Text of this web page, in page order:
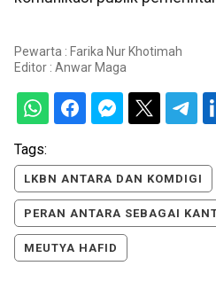
Pewarta : Farika Nur Khotimah
Editor : Anwar Maga
Tags:
LKBN ANTARA DAN KOMDIGI
PERAN ANTARA SEBAGAI
MEUTYA HAFID